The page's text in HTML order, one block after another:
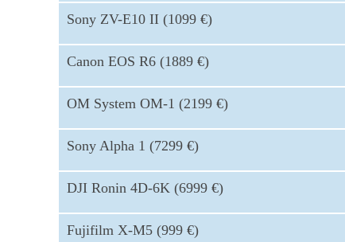
Sony ZV-E10 II (1099 €)
Canon EOS R6 (1889 €)
OM System OM-1 (2199 €)
Sony Alpha 1 (7299 €)
DJI Ronin 4D-6K (6999 €)
Fujifilm X-M5 (999 €)